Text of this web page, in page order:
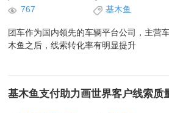
767 基木鱼
团车作为国内领先的车辆平台公司，主营
木鱼之后，线索转化率有明显提升
基木鱼支付助力画世界客户线索质